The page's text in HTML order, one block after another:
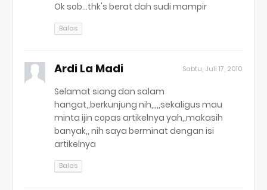
Ok sob...thk's berat dah sudi mampir
Balas
Ardi La Madi Sabtu, Juli 17, 2010
Selamat siang dan salam
hangat,,berkunjung nih,,,,,sekaligus mau
minta ijin copas artikelnya yah,,makasih
banyak,, nih saya berminat dengan isi
artikelnya
Balas